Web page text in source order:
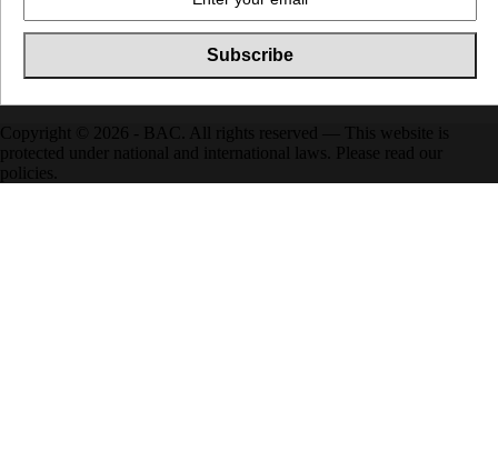
Copyright © 2026 - BAC. All rights reserved — This website is
protected under national and international laws. Please read our
policies.